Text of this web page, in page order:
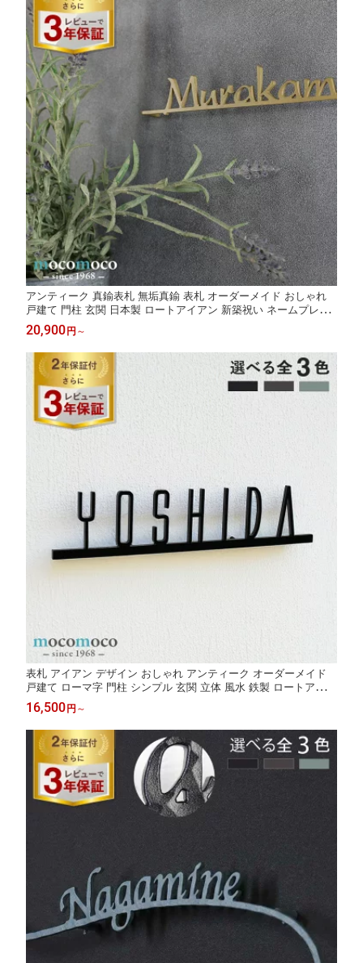
アンティーク 真鍮表札 無垢真鍮 表札 オーダーメイド おしゃれ
戸建て 門柱 玄関 日本製 ロートアイアン 新築祝い ネームプレー
ト アルファベット シンプル かわいい モダン 送料無料【Brasse t
ype-03】
20,900円 ～
表札 アイアン デザイン おしゃれ アンティーク オーダーメイド
戸建て ローマ字 門柱 シンプル 玄関 立体 風水 鉄製 ロートアイア
ン ネームプレート 一軒家 アイアン表札 アルファベット かわいい
モダン 送料無料【Verona type-13】
16,500円 ～